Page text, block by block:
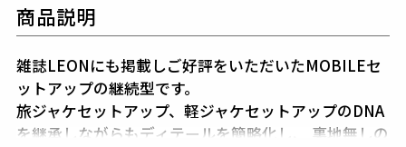
商品説明
雑誌LEONにも掲載しご好評をいただいたMOBILEセ
ットアップの継続型です。
旅ジャケセットアップ、軽ジャケセットアップのDNA
を継承しながらもディテールを簡略化し、 裏地無しの